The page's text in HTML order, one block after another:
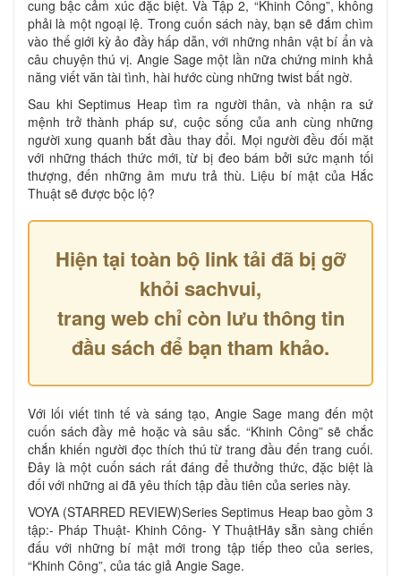
cung bậc cảm xúc đặc biệt. Và Tập 2, “Khinh Công”, không
phải là một ngoại lệ. Trong cuốn sách này, bạn sẽ đắm chìm
vào thế giới kỳ ảo đầy hấp dẫn, với những nhân vật bí ẩn và
câu chuyện thú vị. Angie Sage một lần nữa chứng minh khả
năng viết văn tài tình, hài hước cùng những twist bất ngờ.
Sau khi Septimus Heap tìm ra người thân, và nhận ra sứ
mệnh trở thành pháp sư, cuộc sống của anh cùng những
người xung quanh bắt đầu thay đổi. Mọi người đều đối mặt
với những thách thức mới, từ bị đeo bám bởi sức mạnh tối
thượng, đến những âm mưu trả thù. Liệu bí mật của Hắc
Thuật sẽ được bộc lộ?
Hiện tại toàn bộ link tải đã bị gỡ
khỏi sachvui,
trang web chỉ còn lưu thông tin
đầu sách để bạn tham khảo.
Với lối viết tinh tế và sáng tạo, Angie Sage mang đến một
cuốn sách đầy mê hoặc và sâu sắc. “Khinh Công” sẽ chắc
chắn khiến người đọc thích thú từ trang đầu đến trang cuối.
Đây là một cuốn sách rất đáng để thưởng thức, đặc biệt là
đối với những ai đã yêu thích tập đầu tiên của series này.
VOYA (STARRED REVIEW)Series Septimus Heap bao gồm 3
tập:- Pháp Thuật- Khinh Công- Y ThuậtHãy sẵn sàng chiến
đấu với những bí mật mới trong tập tiếp theo của series,
“Khinh Công”, của tác giả Angie Sage.